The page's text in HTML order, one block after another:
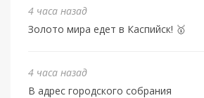
4 часа назад
Золото мира едет в Каспийск! 🥇
4 часа назад
В адрес городского собрания